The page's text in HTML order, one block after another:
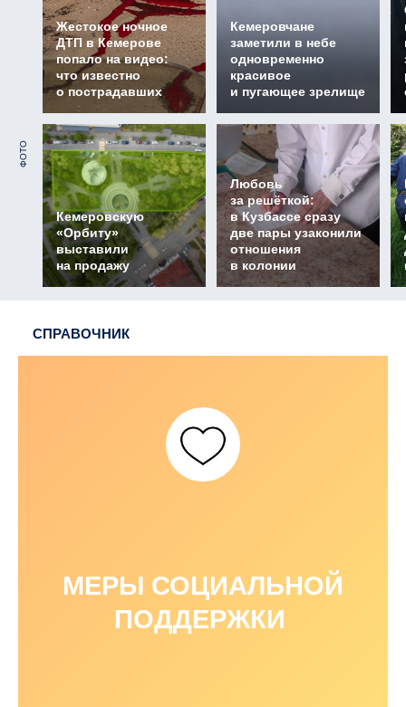
Жестокое ночное
ДТП в Кемерове
попало на видео:
что известно
о пострадавших
Кемеровчане
заметили в небе
одновременно
красивое
и пугающее зрелище
ФОТО
Кемеровскую
«Орбиту»
выставили
на продажу
Любовь
за решёткой:
в Кузбассе сразу
две пары узаконили
отношения
в колонии
СПРАВОЧНИК
МЕРЫ СОЦИАЛЬНОЙ
ПОДДЕРЖКИ